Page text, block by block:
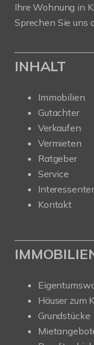
Ihre Wohnung in
Sprechen Sie uns
INHALT
Immobilien
Gutachter
Verkaufen
Vermieten
Ratgeber
Service
Kontakt
Häuser zum
Grundstücke